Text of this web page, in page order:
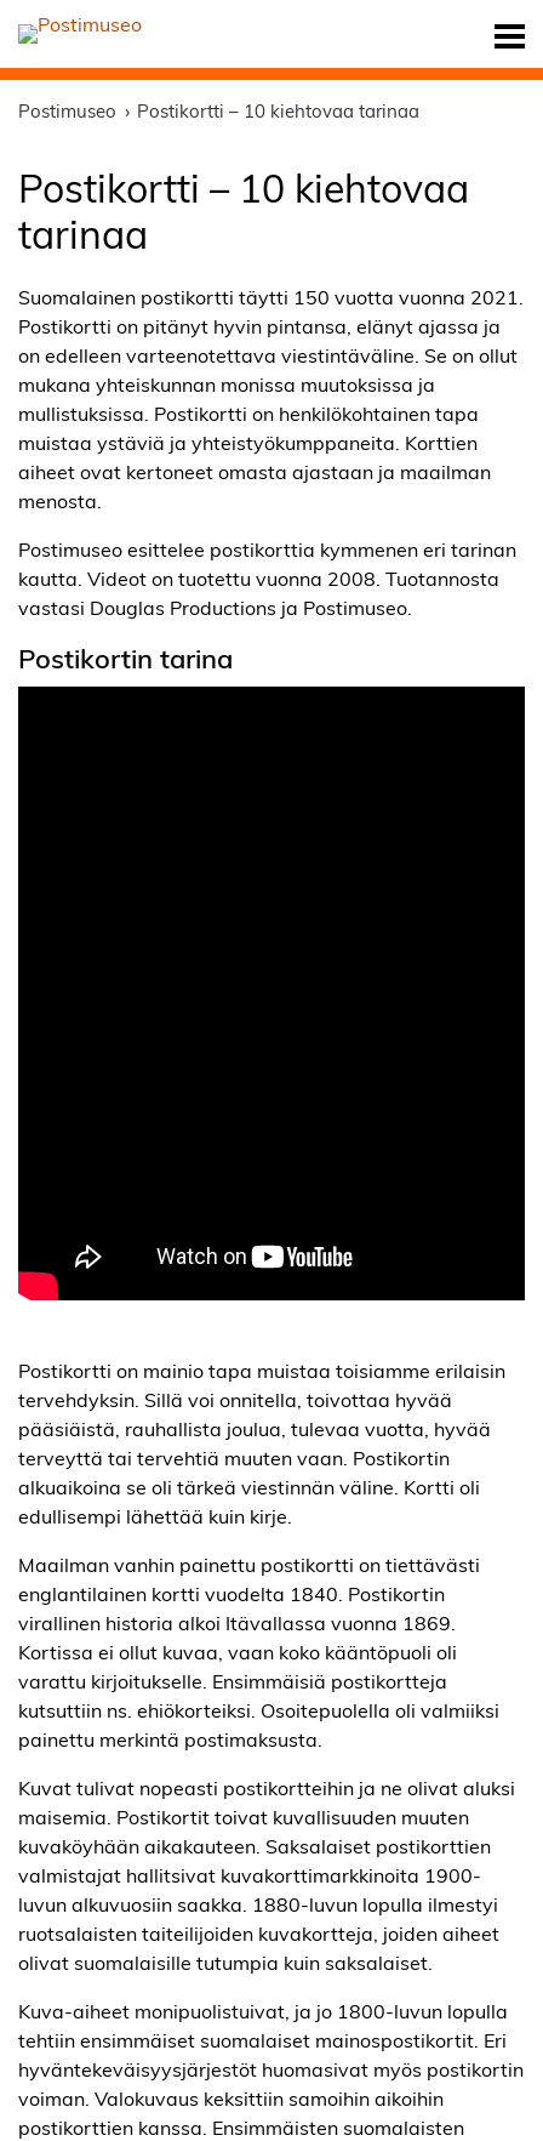
Postimuseo Postikortti – 10 kiehtovaa tarinaa
Postikortti – 10 kiehtovaa
tarinaa
Suomalainen postikortti täytti 150 vuotta vuonna 2021.
Postikortti on pitänyt hyvin pintansa, elänyt ajassa ja
on edelleen varteenotettava viestintäväline. Se on ollut
mukana yhteiskunnan monissa muutoksissa ja
mullistuksissa. Postikortti on henkilökohtainen tapa
muistaa ystäviä ja yhteistyökumppaneita. Korttien
aiheet ovat kertoneet omasta ajastaan ja maailman
menosta.
Postimuseo esittelee postikorttia kymmenen eri tarinan
kautta. Videot on tuotettu vuonna 2008. Tuotannosta
vastasi Douglas Productions ja Postimuseo.
Postikortin tarina
Postikortti on mainio tapa muistaa toisiamme erilaisin
tervehdyksin. Sillä voi onnitella, toivottaa hyvää
pääsiäistä, rauhallista joulua, tulevaa vuotta, hyvää
terveyttä tai tervehtiä muuten vaan. Postikortin
alkuaikoina se oli tärkeä viestinnän väline. Kortti oli
edullisempi lähettää kuin kirje.
Maailman vanhin painettu postikortti on tiettävästi
englantilainen kortti vuodelta 1840. Postikortin
virallinen historia alkoi Itävallassa vuonna 1869.
Kortissa ei ollut kuvaa, vaan koko kääntöpuoli oli
varattu kirjoitukselle. Ensimmäisiä postikortteja
kutsuttiin ns. ehiökorteiksi. Osoitepuolella oli valmiiksi
painettu merkintä postimaksusta.
Kuvat tulivat nopeasti postikortteihin ja ne olivat aluksi
maisemia. Postikortit toivat kuvallisuuden muuten
kuvaköyhään aikakauteen. Saksalaiset postikorttien
valmistajat hallitsivat kuvakorttimarkkinoita 1900-
luvun alkuvuosiin saakka. 1880-luvun lopulla ilmestyi
ruotsalaisten taiteilijoiden kuvakortteja, joiden aiheet
olivat suomalaisille tutumpia kuin saksalaiset.
Kuva-aiheet monipuolistuivat, ja jo 1800-luvun lopulla
tehtiin ensimmäiset suomalaiset mainospostikortit. Eri
hyväntekeväisyysjärjestöt huomasivat myös postikortin
voiman. Valokuvaus keksittiin samoihin aikoihin
postikorttien kanssa. Ensimmäisten suomalaisten